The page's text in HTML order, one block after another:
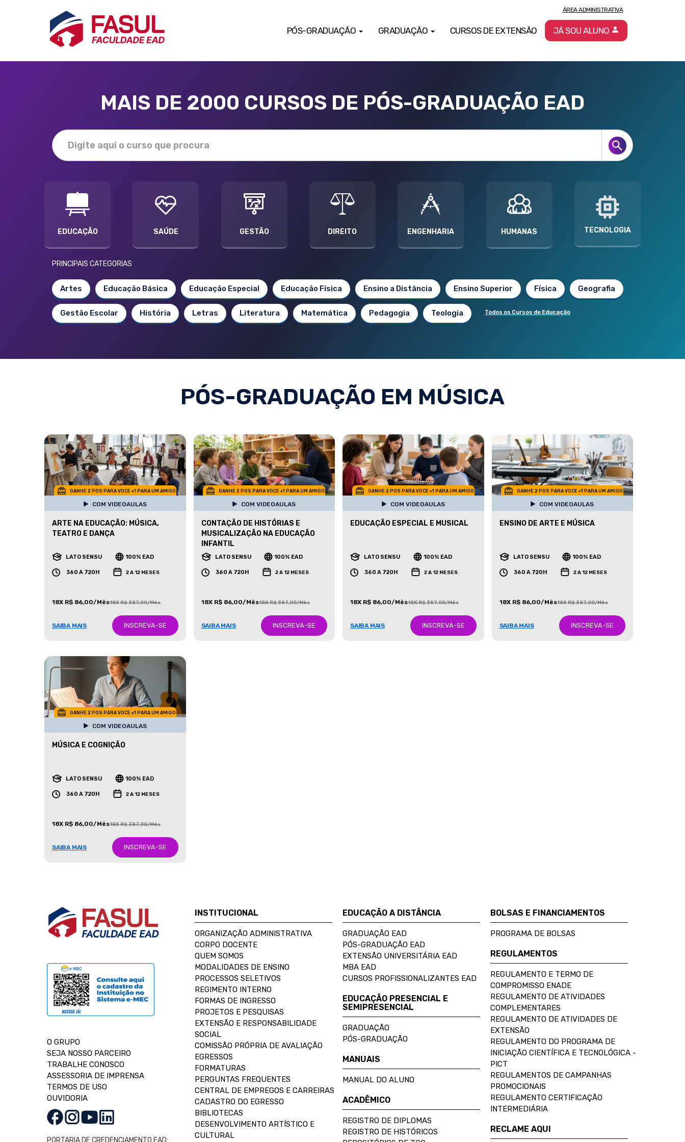
PÓS-GRADUAÇÃO GRADUAÇÃO CURSOS DE EXTENSÃO
ÁREA ADMINISTRATIVA
JÁ SOU ALUNO
MAIS DE 2000 CURSOS DE PÓS-GRADUAÇÃO EAD
EDUCAÇÃO SAÚDE GESTÃO DIREITO ENGENHARIA HUMANAS TECNOLOGIA
PRINCIPAIS CATEGORIAS
Artes Educação Básica Educação Especial Educação Física Ensino a Distância Ensino Superior Física Geografia
Gestão Escolar História Letras Literatura Matemática Pedagogia Teologia Todos os Cursos de Educação
PÓS-GRADUAÇÃO EM MÚSICA
GANHE 2 POS PARA VOCE +1 PARA UM AMIGO
COM VIDEOAULAS
ARTE NA EDUCAÇÃO: MÚSICA,
TEATRO E DANÇA
LATO SENSU 100% EAD
360 A 720H 2 A 12 MESES
18X R$ 86,00/Mês18X R$ 387,00/Mês
SAIBA MAIS INSCREVA-SE
GANHE 2 POS PARA VOCE +1 PARA UM AMIGO
COM VIDEOAULAS
CONTAÇÃO DE HISTÓRIAS E
MUSICALIZAÇÃO NA EDUCAÇÃO
INFANTIL
LATO SENSU 100% EAD
360 A 720H 2 A 12 MESES
18X R$ 86,00/Mês18X R$ 387,00/Mês
SAIBA MAIS INSCREVA-SE
GANHE 2 POS PARA VOCE +1 PARA UM AMIGO
COM VIDEOAULAS
EDUCAÇÃO ESPECIAL E MUSICAL
LATO SENSU 100% EAD
360 A 720H 2 A 12 MESES
18X R$ 86,00/Mês18X R$ 387,00/Mês
SAIBA MAIS INSCREVA-SE
GANHE 2 POS PARA VOCE +1 PARA UM AMIGO
COM VIDEOAULAS
ENSINO DE ARTE E MÚSICA
LATO SENSU 100% EAD
360 A 720H 2 A 12 MESES
18X R$ 86,00/Mês18X R$ 387,00/Mês
SAIBA MAIS INSCREVA-SE
GANHE 2 POS PARA VOCE +1 PARA UM AMIGO
COM VIDEOAULAS
MÚSICA E COGNIÇÃO
LATO SENSU 100% EAD
360 A 720H 2 A 12 MESES
18X R$ 86,00/Mês18X R$ 387,00/Mês
SAIBA MAIS INSCREVA-SE
O GRUPO
SEJA NOSSO PARCEIRO
TRABALHE CONOSCO
ASSESSORIA DE IMPRENSA
TERMOS DE USO
OUVIDORIA
PORTARIA DE CREDENCIAMENTO EAD:
INSTITUCIONAL
ORGANIZAÇÃO ADMINISTRATIVA
CORPO DOCENTE
QUEM SOMOS
MODALIDADES DE ENSINO
PROCESSOS SELETIVOS
REGIMENTO INTERNO
FORMAS DE INGRESSO
PROJETOS E PESQUISAS
EXTENSÃO E RESPONSABILIDADE
SOCIAL
COMISSÃO PRÓPRIA DE AVALIAÇÃO
EGRESSOS
FORMATURAS
PERGUNTAS FREQUENTES
CENTRAL DE EMPREGOS E CARREIRAS
CADASTRO DO EGRESSO
BIBLIOTECAS
DESENVOLVIMENTO ARTÍSTICO E
CULTURAL
EDUCAÇÃO A DISTÂNCIA
GRADUAÇÃO EAD
PÓS-GRADUAÇÃO EAD
EXTENSÃO UNIVERSITÁRIA EAD
MBA EAD
CURSOS PROFISSIONALIZANTES EAD
EDUCAÇÃO PRESENCIAL E
SEMIPRESENCIAL
GRADUAÇÃO
PÓS-GRADUAÇÃO
MANUAIS
MANUAL DO ALUNO
ACADÊMICO
REGISTRO DE DIPLOMAS
REGISTRO DE HISTÓRICOS
BOLSAS E FINANCIAMENTOS
PROGRAMA DE BOLSAS
REGULAMENTOS
REGULAMENTO E TERMO DE
COMPROMISSO ENADE
REGULAMENTO DE ATIVIDADES
COMPLEMENTARES
REGULAMENTO DE ATIVIDADES DE
EXTENSÃO
REGULAMENTO DO PROGRAMA DE
INICIAÇÃO CIENTÍFICA E TECNOLÓGICA -
PICT
REGULAMENTOS DE CAMPANHAS
PROMOCIONAIS
REGULAMENTO CERTIFICAÇÃO
INTERMEDIÁRIA
RECLAME AQUI